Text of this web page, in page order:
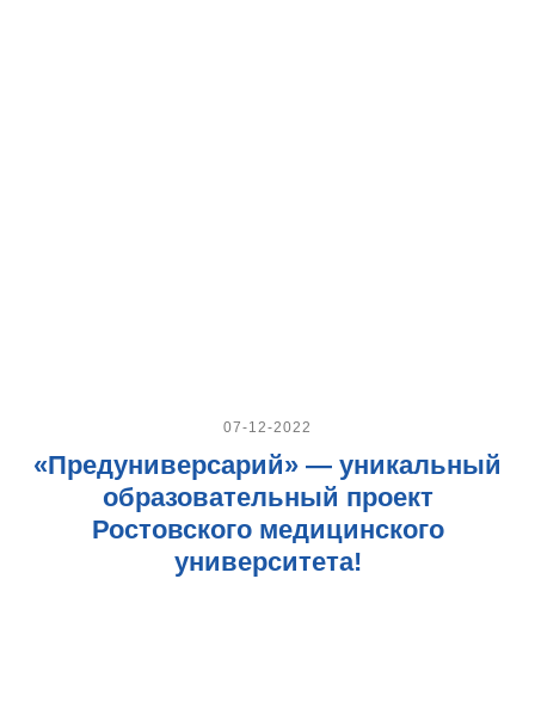
07-12-2022
«Предуниверсарий» — уникальный
образовательный проект
Ростовского медицинского
университета!